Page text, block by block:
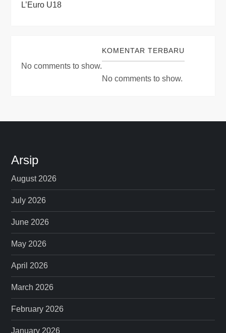
L’Euro U18
No comments to show.
KOMENTAR TERBARU
No comments to show.
Arsip
August 2026
July 2026
June 2026
May 2026
April 2026
March 2026
February 2026
January 2026